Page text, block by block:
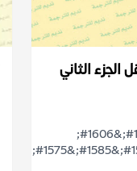
الجزء الثاني
&#1610;&#1605;&#1603;&#1606;